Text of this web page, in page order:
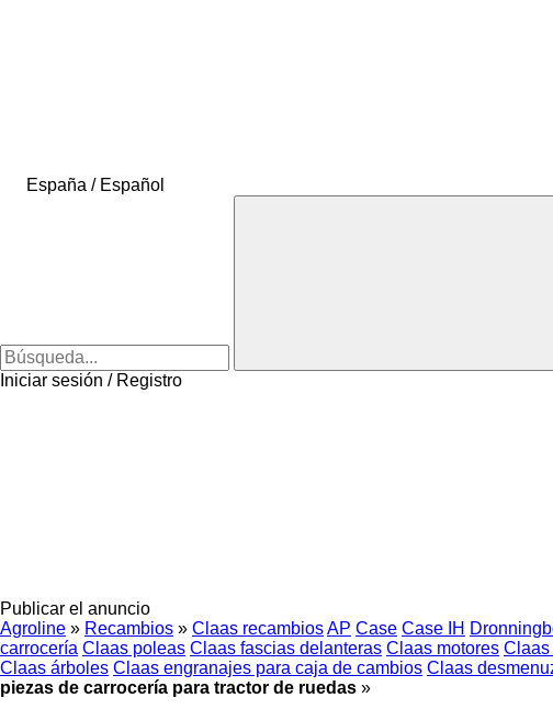
España / Español
Iniciar sesión / Registro
Publicar el anuncio
Agroline » Recambios » Claas recambiosAP Case Case IH
carrocería Claas poleas Claas fascias delanteras Claas motores Claas
Claas árboles Claas engranajes para caja de cambios Claas
piezas de carrocería para tractor de ruedas »